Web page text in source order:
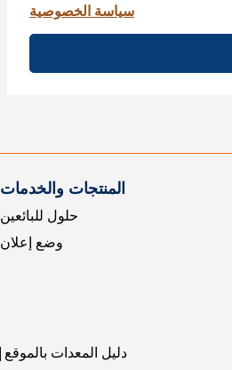
سياسة الخصوصية
المنتجات والخدمات
حلول للبائعين
وضع إعلان
دليل المعدات بالموقع